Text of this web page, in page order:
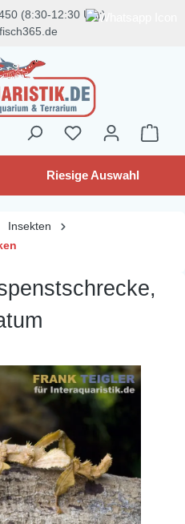
(8:30-12:30 Uhr)
Riesige Auswahl
Insekten